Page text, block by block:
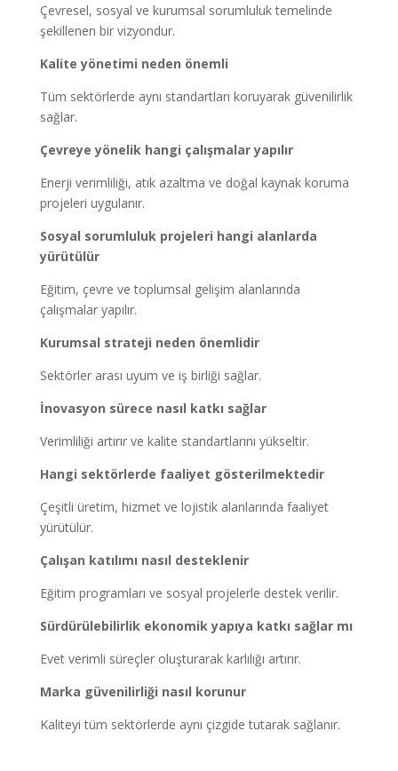
Çevresel, sosyal ve kurumsal sorumluluk temelinde
şekillenen bir vizyondur.
Kalite yönetimi neden önemli
Tüm sektörlerde aynı standartları koruyarak güvenilirlik
sağlar.
Çevreye yönelik hangi çalışmalar yapılır
Enerji verimliliği, atık azaltma ve doğal kaynak koruma
projeleri uygulanır.
Sosyal sorumluluk projeleri hangi alanlarda
yürütülür
Eğitim, çevre ve toplumsal gelişim alanlarında
çalışmalar yapılır.
Kurumsal strateji neden önemlidir
Sektörler arası uyum ve iş birliği sağlar.
İnovasyon sürece nasıl katkı sağlar
Verimliliği artırır ve kalite standartlarını yükseltir.
Hangi sektörlerde faaliyet gösterilmektedir
Çeşitli üretim, hizmet ve lojistik alanlarında faaliyet
yürütülür.
Çalışan katılımı nasıl desteklenir
Eğitim programları ve sosyal projelerle destek verilir.
Sürdürülebilirlik ekonomik yapıya katkı sağlar mı
Evet verimli süreçler oluşturarak karlılığı artırır.
Marka güvenilirliği nasıl korunur
Kaliteyi tüm sektörlerde aynı çizgide tutarak sağlanır.